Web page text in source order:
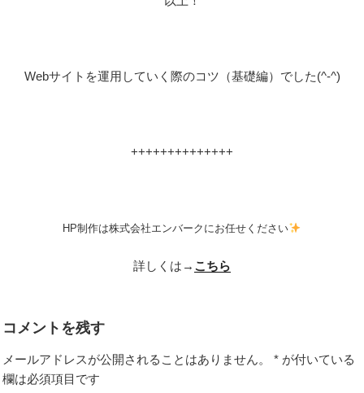
Webサイトを運用していく際のコツ（基礎編）でした(^-^)
++++++++++++++
HP制作は株式会社エンバークにお任せください
詳しくは→ こちら
コメントを残す
メールアドレスが公開されることはありません。 * が付いている
欄は必須項目です